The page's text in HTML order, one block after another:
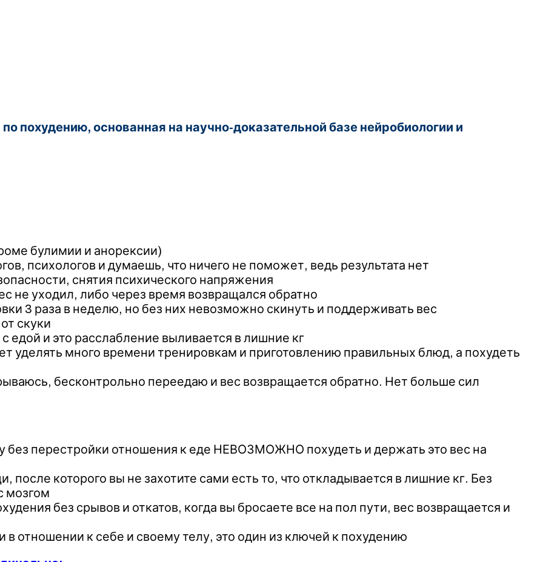
похудению, основанная на научно-доказательной базе нейробиологии и
булимии и анорексии)
психологов и думаешь, что ничего не поможет, ведь результата нет
снятия психического напряжения
не уходил, либо через время возвращался обратно
3 раза в неделю, но без них невозможно скинуть и поддерживать вес
скуки
едой и это расслабление выливается в лишние кг
уделять много времени тренировкам и приготовлению правильных блюд, а похудеть
бесконтрольно переедаю и вес возвращается обратно. Нет больше сил
без перестройки отношения к еде НЕВОЗМОЖНО похудеть и держать это вес на
которого вы не захотите сами есть то, что откладывается в лишние кг. Без
мозгом
без срывов и откатов, когда вы бросаете все на пол пути, вес возвращается и
в отношении к себе и своему телу, это один из ключей к похудению